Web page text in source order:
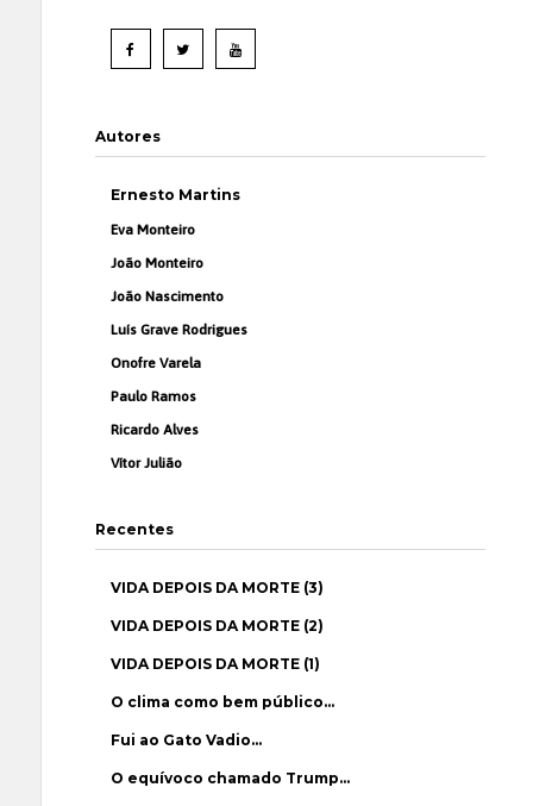
Autores
Ernesto Martins
Eva Monteiro
João Monteiro
João Nascimento
Luís Grave Rodrigues
Onofre Varela
Paulo Ramos
Ricardo Alves
Vítor Julião
Recentes
VIDA DEPOIS DA MORTE (3)
VIDA DEPOIS DA MORTE (2)
VIDA DEPOIS DA MORTE (1)
O clima como bem público…
Fui ao Gato Vadio…
O equívoco chamado Trump…